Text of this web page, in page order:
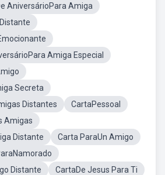
AniversárioPara Amiga
Amiga Especial
Secreta
Distantes
CartaPessoal
Amigas
Distante
Carta ParaUn Amigo
Distante
CartaDe Jesus Para Ti